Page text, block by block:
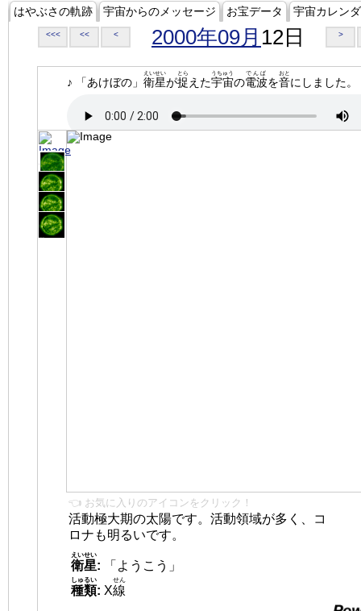
はやぶさの軌跡 宇宙からのメッセージ お宝データ 宇宙カレン
<<< << < 2000年09月 12日 >
♪ 「あけぼの」 衛星
えいせい
が捉
とら
えた宇宙
うちゅう
の電波
でんぱ
を音
おと
にしました。
👈 お気に入りのアイコンをクリック！
活動極大期の太陽です。活動領域が多く、コ
ロナも明るいです。
衛星
えいせい
:
「ようこう」
種類
しゅるい
: X線
せん